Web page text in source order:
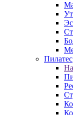
Пилатес